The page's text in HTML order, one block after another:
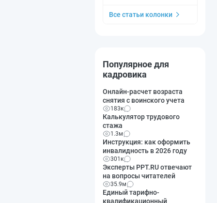
Все статьи колонки
Популярное для
кадровика
Онлайн-расчет возраста
снятия с воинского учета
183к
Калькулятор трудового
стажа
1.3м
Инструкция: как оформить
инвалидность в 2026 году
301к
Эксперты PPT.RU отвечают
на вопросы читателей
35.9м
Единый тарифно-
квалификационный